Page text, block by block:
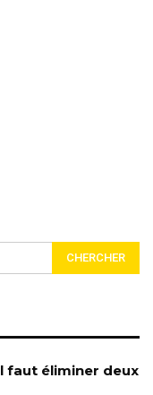
faut éliminer deux